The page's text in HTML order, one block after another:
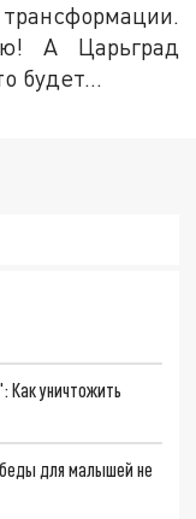
А Царьград
будет...
Как уничтожить
для малышей не